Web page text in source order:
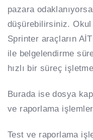
pazara
düşürebilirsiniz. Okul
Sprinter araçların
ile belgelendirme
hızlı bir süreç
Burada ise dosya
ve raporlama
Test ve raporlama